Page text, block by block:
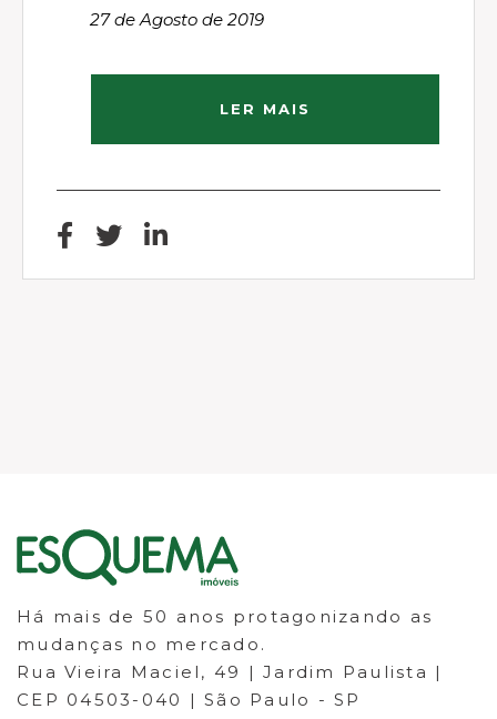
27 de Agosto de 2019
LER MAIS
Há mais de 50 anos protagonizando as
mudanças no mercado.
Rua Vieira Maciel, 49 | Jardim Paulista |
CEP 04503-040 | São Paulo - SP